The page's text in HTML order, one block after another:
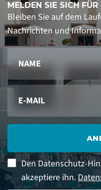
MELDEN SIE SICH
Bleiben Sie auf dem
Nachrichten und
Den Datenschutz-
akzeptiere ihn.